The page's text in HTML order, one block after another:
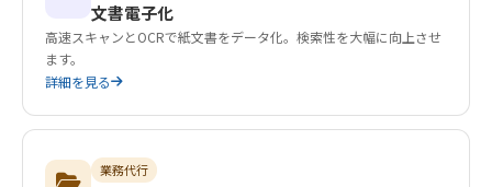
文書電子化
高速スキャンとOCRで紙文書をデータ化。検索性を大幅に向上させ
ます。
詳細を見る
業務代行